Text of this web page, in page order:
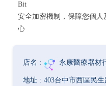
Bit
安全加密機制，保障您個
心
永康醫療器材
403台中市西區民生